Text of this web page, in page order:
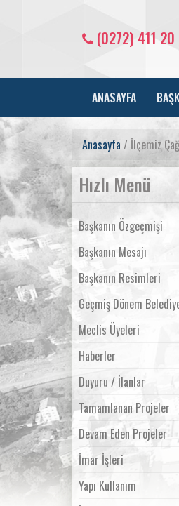
(0272) 411 20
ANASAYFA
Anasayfa / İlçemiz
Hızlı Menü
Başkanın Özgeçmişi
Başkanın Mesajı
Başkanın Resimleri
Geçmiş Dönem
Meclis Üyeleri
Haberler
Duyuru / İlanlar
Tamamlanan Projeler
Devam Eden Projeler
İmar İşleri
Yapı Kullanım